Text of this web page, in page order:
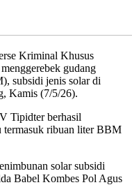
Kriminal Khusus
gudang
subsidi jenis solar di
Kamis (7/5/26).
Tipidter berhasil
termasuk ribuan liter BBM
solar subsidi
Babel Kombes Pol Agus